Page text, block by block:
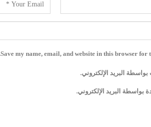
Save my name, email, and website in this browser for
بواسطة البريد الإلكتروني.
بواسطة البريد الإلكتروني.